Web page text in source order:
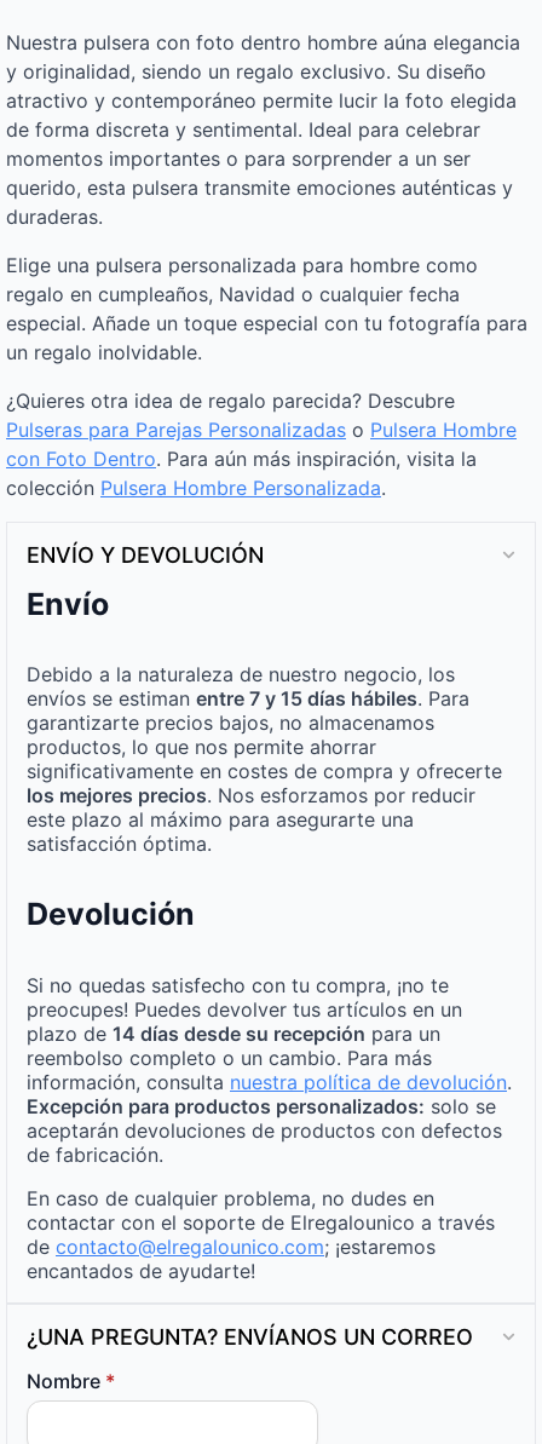
Nuestra pulsera con foto dentro hombre aúna elegancia
y originalidad, siendo un regalo exclusivo. Su diseño
atractivo y contemporáneo permite lucir la foto elegida
de forma discreta y sentimental. Ideal para celebrar
momentos importantes o para sorprender a un ser
querido, esta pulsera transmite emociones auténticas y
duraderas.
Elige una pulsera personalizada para hombre como
regalo en cumpleaños, Navidad o cualquier fecha
especial. Añade un toque especial con tu fotografía para
un regalo inolvidable.
¿Quieres otra idea de regalo parecida? Descubre
Pulseras para Parejas Personalizadas o Pulsera Hombre
con Foto Dentro. Para aún más inspiración, visita la
colección Pulsera Hombre Personalizada.
ENVÍO Y DEVOLUCIÓN
Envío
Debido a la naturaleza de nuestro negocio, los
envíos se estiman entre 7 y 15 días hábiles. Para
garantizarte precios bajos, no almacenamos
productos, lo que nos permite ahorrar
significativamente en costes de compra y ofrecerte
los mejores precios. Nos esforzamos por reducir
este plazo al máximo para asegurarte una
satisfacción óptima.
Devolución
Si no quedas satisfecho con tu compra, ¡no te
preocupes! Puedes devolver tus artículos en un
plazo de 14 días desde su recepción para un
reembolso completo o un cambio. Para más
información, consulta nuestra política de devolución.
Excepción para productos personalizados: solo se
aceptarán devoluciones de productos con defectos
de fabricación.
En caso de cualquier problema, no dudes en
contactar con el soporte de Elregalounico a través
de contacto@elregalounico.com; ¡estaremos
encantados de ayudarte!
¿UNA PREGUNTA? ENVÍANOS UN CORREO
Nombre *